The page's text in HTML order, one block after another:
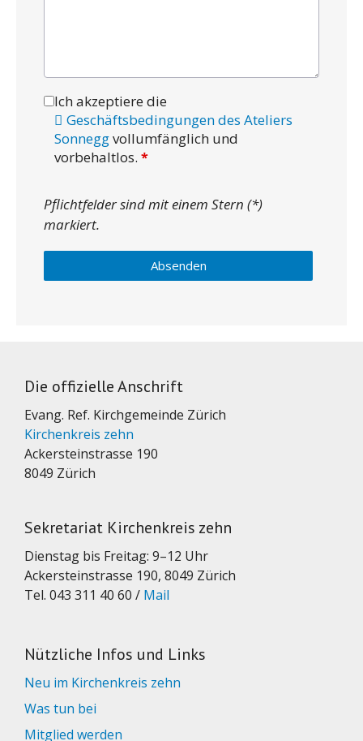
Ich akzeptiere die
Geschäftsbedingungen des Ateliers
Sonneggvollumfänglich und
vorbehaltlos.
Pflichtfelder sind mit einem Stern (*)
markiert.
Die offizielle Anschrift
Evang. Ref. Kirchgemeinde Zürich
Kirchenkreis zehn
Ackersteinstrasse 190
8049 Zürich
Sekretariat Kirchenkreis zehn
Dienstag bis Freitag: 9–12 Uhr
Ackersteinstrasse 190, 8049 Zürich
Tel. 043 311 40 60 / Mail
Nützliche Infos und Links
Neu im Kirchenkreis zehn
Was tun bei
Mitglied werden